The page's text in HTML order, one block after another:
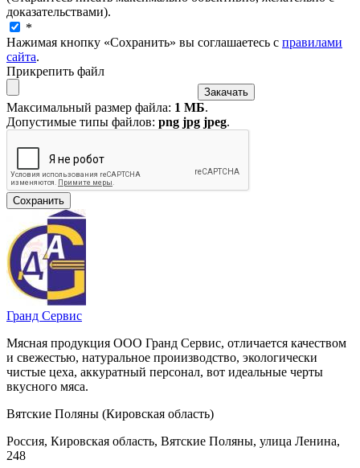
доказательствами).
*
Нажимая кнопку «Сохранить» вы соглашаетесь с правилами
сайта.
Прикрепить файл
Максимальный размер файла: 1 МБ.
Допустимые типы файлов: png jpg jpeg.
Гранд Сервис
Мясная продукция ООО Гранд Сервис, отличается качеством
и свежестью, натуральное проиизводство, экологически
чистые цеха, аккуратный персонал, вот идеальные черты
вкусного мяса.
Вятские Поляны (Кировская область)
Россия, Кировская область, Вятские Поляны, улица Ленина,
248